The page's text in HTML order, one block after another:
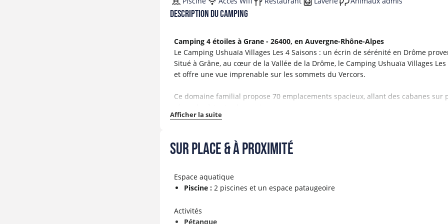
Description du camping
Camping 4 étoiles à Grane - 26400, en Auvergne-Rhône-Alpes
Le Camping Ushuaïa Villages Les 4 Saisons : un écrin de sérénité en Drôme
Situé à Grâne, au cœur de la Vallée de la Drôme, le Camping Ushuaïa Villages
et offre une vue imprenable sur les sommets du Vercors.
Ce domaine familial propose 70 emplacements spacieux, allant des cabanes
Idéalement placé entre villages perchés et champs de lavande, le camping
Profitez de ses piscines extérieures (dont une chauffée), de son restaurant “Le
locaux, et d’activités uniques comme les randonnées au lever du soleil ou les
Engagé dans une démarche écoresponsable avec compost, panneaux solaires et
invitation au ressourcement.
Explorez les incontournables alentours, tels que la Tour de Crest, Mirmande, ou
immersion totale en Drôme provençale.
Afficher la suite
Sur place & à proximité
Espace aquatique
Piscine : 2 piscines et un espace pataugeoire
Activités
Pétanque